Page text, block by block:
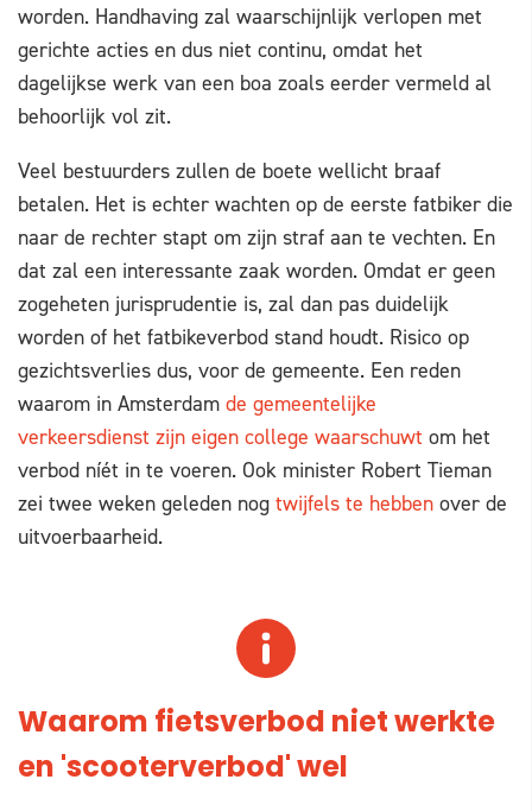
worden. Handhaving zal waarschijnlijk verlopen met
gerichte acties en dus niet continu, omdat het
dagelijkse werk van een boa zoals eerder vermeld al
behoorlijk vol zit.
Veel bestuurders zullen de boete wellicht braaf
betalen. Het is echter wachten op de eerste fatbiker die
naar de rechter stapt om zijn straf aan te vechten. En
dat zal een interessante zaak worden. Omdat er geen
zogeheten jurisprudentie is, zal dan pas duidelijk
worden of het fatbikeverbod stand houdt. Risico op
gezichtsverlies dus, voor de gemeente. Een reden
waarom in Amsterdam de gemeentelijke
verkeersdienst zijn eigen college waarschuwt om het
verbod níét in te voeren. Ook minister Robert Tieman
zei twee weken geleden nog twijfels te hebben over de
uitvoerbaarheid.
Waarom fietsverbod niet werkte
en 'scooterverbod' wel